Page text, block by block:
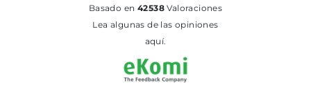
basado en 42538Valoraciones
Lea algunas de las opiniones
aquí.